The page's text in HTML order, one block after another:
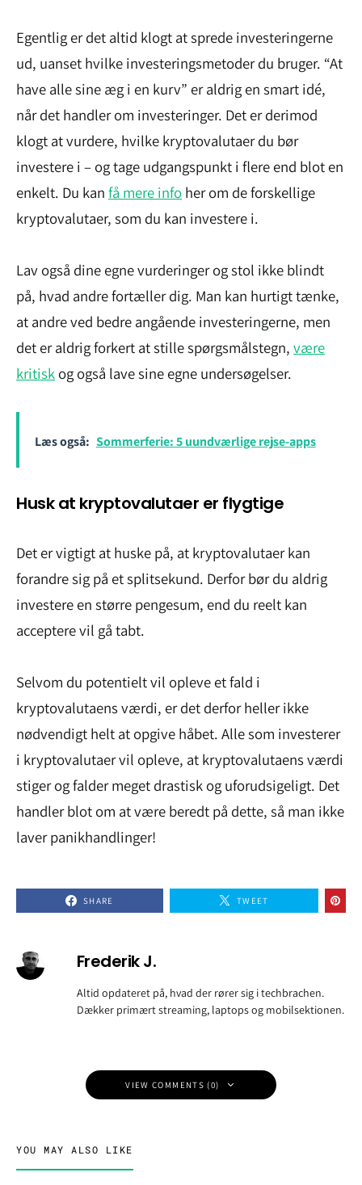
Egentlig er det altid klogt at sprede investeringerne
ud, uanset hvilke investeringsmetoder du bruger. “At
have alle sine æg i en kurv” er aldrig en smart idé,
når det handler om investeringer. Det er derimod
klogt at vurdere, hvilke kryptovalutaer du bør
investere i – og tage udgangspunkt i flere end blot en
enkelt. Du kan få mere info her om de forskellige
kryptovalutaer, som du kan investere i.
Lav også dine egne vurderinger og stol ikke blindt
på, hvad andre fortæller dig. Man kan hurtigt tænke,
at andre ved bedre angående investeringerne, men
det er aldrig forkert at stille spørgsmålstegn, være
kritisk og også lave sine egne undersøgelser.
Læs også: Sommerferie: 5 uundværlige rejse-apps
Husk at kryptovalutaer er flygtige
Det er vigtigt at huske på, at kryptovalutaer kan
forandre sig på et splitsekund. Derfor bør du aldrig
investere en større pengesum, end du reelt kan
acceptere vil gå tabt.
Selvom du potentielt vil opleve et fald i
kryptovalutaens værdi, er det derfor heller ikke
nødvendigt helt at opgive håbet. Alle som investerer
i kryptovalutaer vil opleve, at kryptovalutaens værdi
stiger og falder meget drastisk og uforudsigeligt. Det
handler blot om at være beredt på dette, så man ikke
laver panikhandlinger!
SHARE TWEET
Frederik J.
Altid opdateret på, hvad der rører sig i techbrachen.
Dækker primært streaming, laptops og mobilsektionen.
VIEW COMMENTS (0)
YOU MAY ALSO LIKE